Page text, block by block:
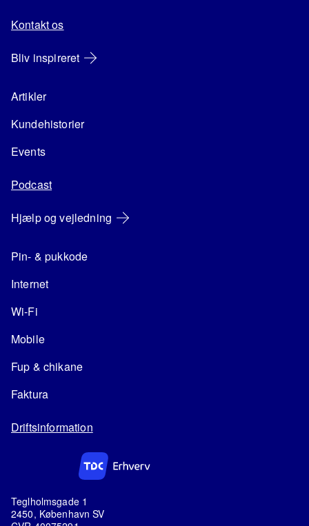
Kontakt os
Bliv inspireret
Artikler
Kundehistorier
Events
Podcast
Hjælp og vejledning
Pin- & pukkode
Internet
Wi-Fi
Mobile
Fup & chikane
Faktura
Driftsinformation
Teglholmsgade 1
2450, København SV